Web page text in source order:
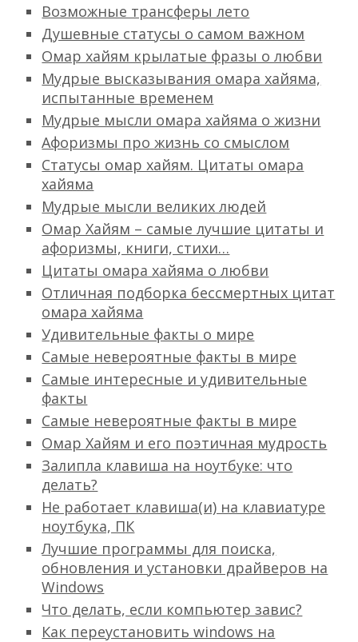
Возможные трансферы лето
Душевные статусы о самом важном
Омар хайям крылатые фразы о любви
Мудрые высказывания омара хайяма,
испытанные временем
Мудрые мысли омара хайяма о жизни
Афоризмы про жизнь со смыслом
Статусы омар хайям. Цитаты омара
хайяма
Мудрые мысли великих людей
Омар Хайям – самые лучшие цитаты и
афоризмы, книги, стихи…
Цитаты омара хайяма о любви
Отличная подборка бессмертных цитат
омара хайяма
Удивительные факты о мире
Самые невероятные факты в мире
Самые интересные и удивительные
факты
Самые невероятные факты в мире
Омар Хайям и его поэтичная мудрость
Залипла клавиша на ноутбуке: что
делать?
Не работает клавиша(и) на клавиатуре
ноутбука, ПК
Лучшие программы для поиска,
обновления и установки драйверов на
Windows
Что делать, если компьютер завис?
Как переустановить windows на